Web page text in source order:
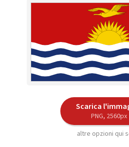
Scarica
PNG, 2560px
altre opzioni qui